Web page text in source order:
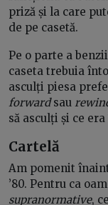
priză și la care
de pe casetă.
Pe o parte a
caseta trebuia
asculți piesa
forwardsau
să asculți și ce
Cartelă
Am pomenit
’80. Pentru ca
supranormative,